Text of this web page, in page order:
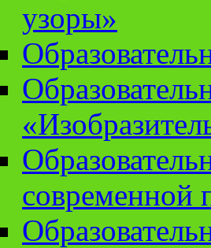
узоры»
современной